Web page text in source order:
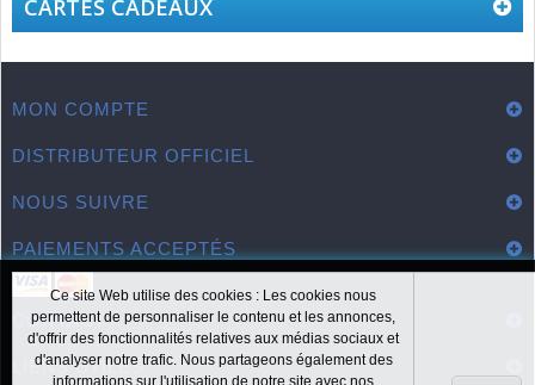
CARTES CADEAUX
MON COMPTE
DISTRIBUTEUR OFFICIEL
NOUS SUIVRE
PAIEMENTS ACCEPTÉS
CONTACT
Ce site Web utilise des cookies : Les cookies nous
permettent de personnaliser le contenu et les annonces,
d'offrir des fonctionnalités relatives aux médias sociaux et
d'analyser notre trafic. Nous partageons également des
informations sur l'utilisation de notre site avec nos
LIENS UTILES